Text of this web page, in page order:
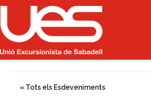
« Tots els Esdeveniments